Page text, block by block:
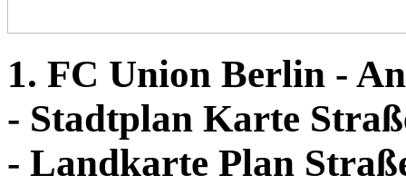
1. FC Union Berlin -
- Stadtplan Karte
- Landkarte Plan